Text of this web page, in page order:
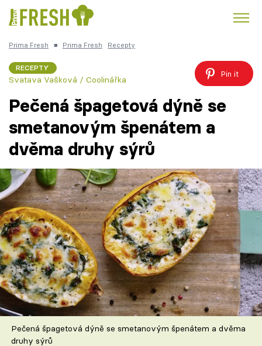
Česká kuchyně Čokoláda
Témata
Recepty
Články
TV Program
Škola vaření
Recepty z TV
Speciál: Cuketa
Prima Fresh ■ Prima Fresh Recepty
RECEPTY
Svatava Vašková / Coolinářka
Pin it
Pečená špagetová dýně se
smetanovým špenátem a
dvěma druhy sýrů
Pečená špagetová dýně se smetanovým špenátem a dvěma
druhy sýrů